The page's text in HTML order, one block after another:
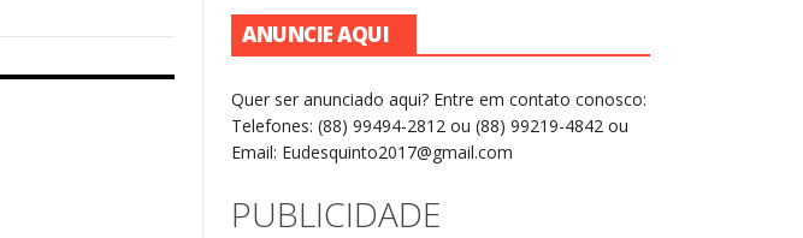
ANUNCIE AQUI
Quer ser anunciado aqui? Entre em contato conosco:
Telefones: (88) 99494-2812 ou (88) 99219-4842 ou
Email: Eudesquinto2017@gmail.com
PUBLICIDADE